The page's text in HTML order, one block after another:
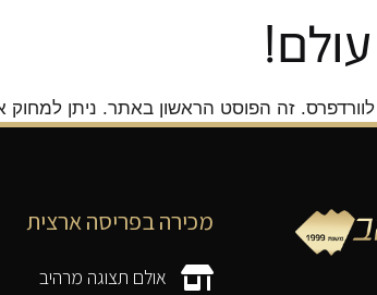
זה הפוסט הראשון באתר. ניתן למחוק
מכירה בפריסה ארצית
אולם תצוגה מרהיב